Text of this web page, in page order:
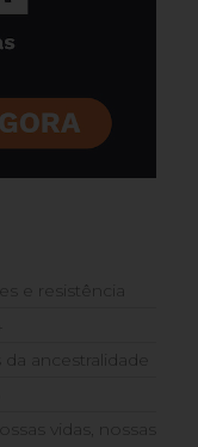
e resistência
ancestralidade
vidas, nossas